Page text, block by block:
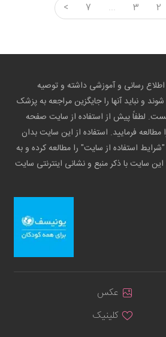
2
3
...
7
<
رسانی و آموزشی داشته و توصیه
و نباید آنها را جایگزین مراجعه به پزشک
لطفاً پیش از استفاده از سایت صفحه
مطالعه فرمایید. استفاده از این سایت بدان
استفاده از سایت" را مطالعه کرده و به
سایت با ذکر منبع و نشانی اینترنتی سایت
عکس
کلینیک